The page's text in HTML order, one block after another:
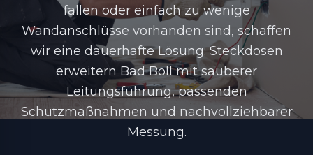
fallen oder einfach zu wenige
Wandanschlüsse vorhanden sind, schaffen
wir eine dauerhafte Lösung:Steckdosen
erweitern Bad Bollmit sauberer
Leitungsführung, passenden
Schutzmaßnahmen und nachvollziehbarer
Messung.